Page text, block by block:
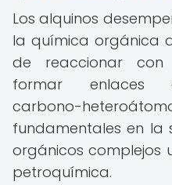
Los alquinos
la química orgánica
de reaccionar
formar enlaces
carbono-
fundamentales en la
orgánicos complejos
petroquímica.